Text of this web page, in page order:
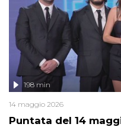
l'intervista inedita a Olindo
Puntata del 14
198 min
14 maggio 2026